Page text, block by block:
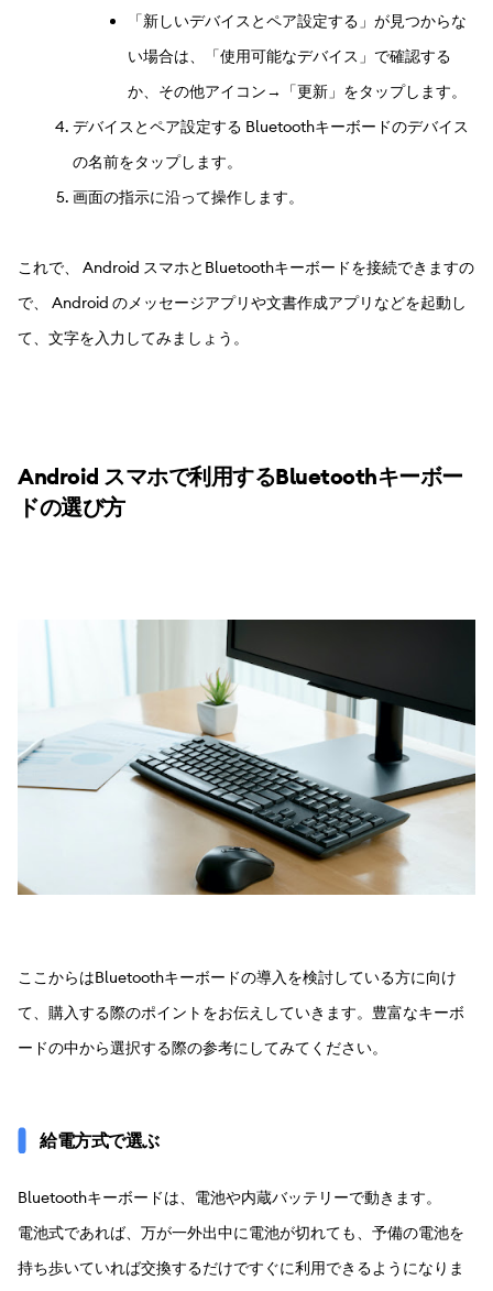
「新しいデバイスとペア設定する」が見つからな
い場合は、「使用可能なデバイス」で確認する
か、その他アイコン→「更新」をタップします。
デバイスとペア設定する Bluetoothキーボードのデバイス
の名前をタップします。
画面の指示に沿って操作します。
これで、 Android スマホとBluetoothキーボードを接続できますの
で、 Android のメッセージアプリや文書作成アプリなどを起動し
て、文字を入力してみましょう。
Android スマホで利用するBluetoothキーボー
ドの選び方
ここからはBluetoothキーボードの導入を検討している方に向け
て、購入する際のポイントをお伝えしていきます。豊富なキーボ
ードの中から選択する際の参考にしてみてください。
給電方式で選ぶ
Bluetoothキーボードは、電池や内蔵バッテリーで動きます。
電池式であれば、万が一外出中に電池が切れても、予備の電池を
持ち歩いていれば交換するだけですぐに利用できるようになりま